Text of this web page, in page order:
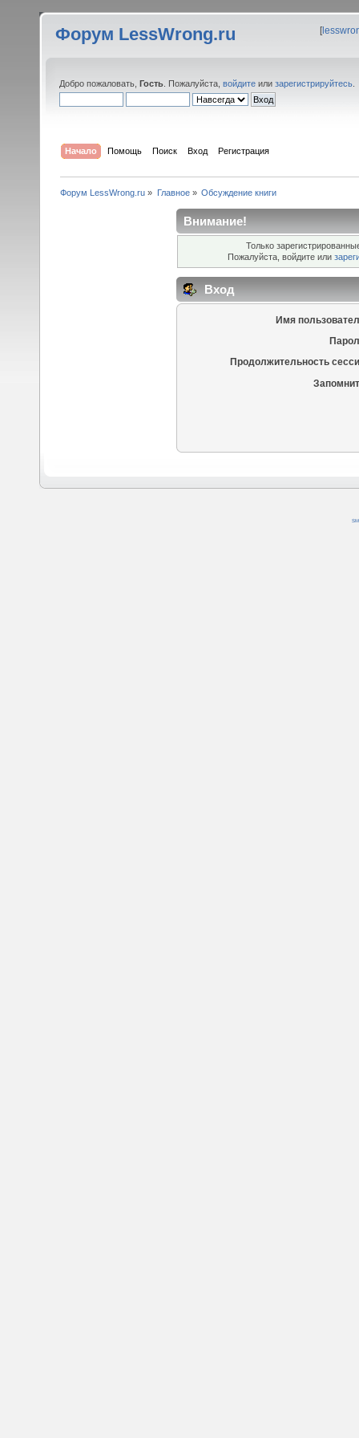
Форум LessWrong.ru [
Добро пожаловать, Гость . Пожалуйста, войдите или зарегистрируйтесь
Начало Помощь Поиск Вход Регистрация
Форум LessWrong.ru » Главное» Обсуждение книги
Внимание!
Только
Пожалуйста, войдите или
Вход
Имя
Продолжительность